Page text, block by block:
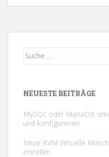
Suche
NEUESTE BEITRÄGE
MySQL oder MariaDB
und konfigurieren
Neue KVM Virtuelle
erstellen